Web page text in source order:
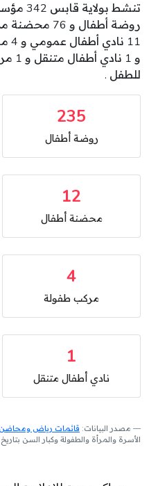
و 1
للطفل .
235
روضة أطفال
12
محضنة أطفال
4
مركب طفولة
1
نادي أطفال متنقل
مصدر البيانات: قائمات رياض ومحاضن
الأسرة والمرأة والطفولة وكبار السن بتاريخ 2026/08/06 على الساعة 16:31